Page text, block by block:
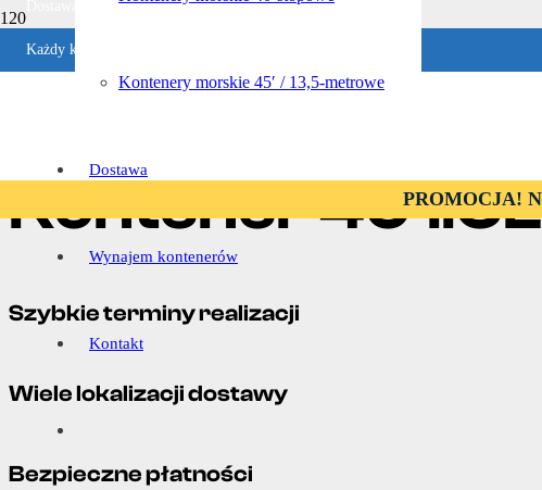
Dostawa w ciągu 1-4 dni roboczych
Każdy kontener jest sprawdzany
Gwarancja zwrotu pieniędzy
Ocena w Google
Kontenery morskie 45′ / 13,5-metrowe
Dostawa
Wynajem kontenerów
Kontakt
PROMOCJA!
Strona Główna
Kontener 40’IICL
Szybkie terminy realizacji
Wiele lokalizacji dostawy
Bezpieczne płatności